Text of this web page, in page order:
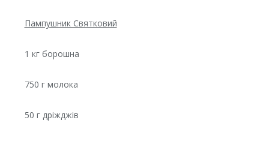
Пампушник Святковий
1 кг борошна
750 г молока
50 г дріжджів